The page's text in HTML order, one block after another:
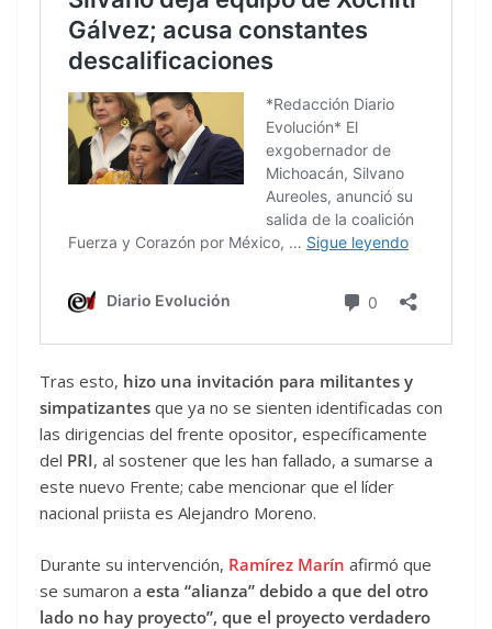
Tras esto, hizo una invitación para militantes y
simpatizantes que ya no se sienten identificadas con
las dirigencias del frente opositor, específicamente
del PRI, al sostener que les han fallado, a sumarse a
este nuevo Frente; cabe mencionar que el líder
nacional priista es Alejandro Moreno.
Durante su intervención, Ramírez Marín afirmó que
se sumaron a esta “alianza” debido a que del otro
lado no hay proyecto”, que el proyecto verdadero